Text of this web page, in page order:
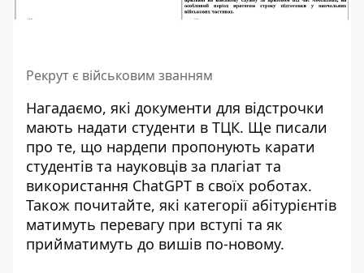
Рекрут є військовим званням
Нагадаємо, які документи для відстрочки
мають надати студенти в ТЦК. Ще писали
про те, що нардепи пропонують карати
студентів та науковців за плагіат та
використання ChatGPT в своїх роботах.
Також почитайте, які категорії абітурієнтів
матимуть перевагу при вступі та як
прийматимуть до вишів по-новому.